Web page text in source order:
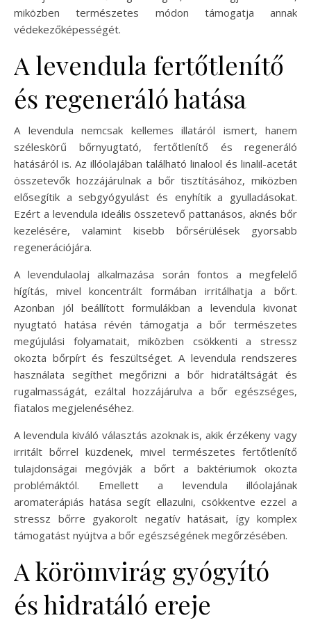
miközben természetes módon támogatja annak
védekezőképességét.
A levendula fertőtlenítő
és regeneráló hatása
A levendula nemcsak kellemes illatáról ismert, hanem
széleskörű bőrnyugtató, fertőtlenítő és regeneráló
hatásáról is. Az illóolajában található linalool és linalil-acetát
összetevők hozzájárulnak a bőr tisztításához, miközben
elősegítik a sebgyógyulást és enyhítik a gyulladásokat.
Ezért a levendula ideális összetevő pattanásos, aknés bőr
kezelésére, valamint kisebb bőrsérülések gyorsabb
regenerációjára.
A levendulaolaj alkalmazása során fontos a megfelelő
hígítás, mivel koncentrált formában irritálhatja a bőrt.
Azonban jól beállított formulákban a levendula kivonat
nyugtató hatása révén támogatja a bőr természetes
megújulási folyamatait, miközben csökkenti a stressz
okozta bőrpírt és feszültséget. A levendula rendszeres
használata segíthet megőrizni a bőr hidratáltságát és
rugalmasságát, ezáltal hozzájárulva a bőr egészséges,
fiatalos megjelenéséhez.
A levendula kiváló választás azoknak is, akik érzékeny vagy
irritált bőrrel küzdenek, mivel természetes fertőtlenítő
tulajdonságai megóvják a bőrt a baktériumok okozta
problémáktól. Emellett a levendula illóolajának
aromaterápiás hatása segít ellazulni, csökkentve ezzel a
stressz bőrre gyakorolt negatív hatásait, így komplex
támogatást nyújtva a bőr egészségének megőrzésében.
A körömvirág gyógyító
és hidratáló ereje